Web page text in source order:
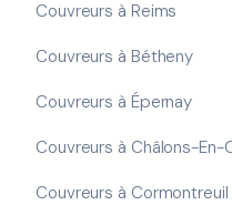
Couvreurs à Reims
Couvreurs à Bétheny
Couvreurs à Épernay
Couvreurs à Châlons-En-
Couvreurs à Cormontreuil